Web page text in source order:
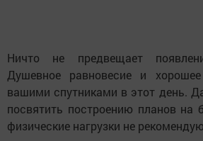
Ничто не предвещает
Душевное равновесие и
вашими спутниками в этот день.
посвятить построению планов на
физические нагрузки не